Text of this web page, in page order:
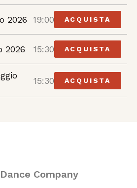
2026 19:00 ACQUISTA
2026 15:30 ACQUISTA
15:30 ACQUISTA
Company